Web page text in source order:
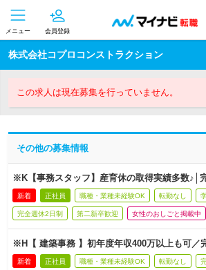
メニュー 会員登録
株式会社コプロコンストラクション
この求人は現在募集を行っていません。
その他の募集情報
※K【事務スタッフ】産育休の取得実績多数♪│
新着 正社員 職種・業種未経験OK 転勤なし
完全週休2日制 第二新卒歓迎 女性のおしごと掲載中
※H【 建築事務 】初年度年収400万以上も可／
新着 正社員 職種・業種未経験OK 転勤なし